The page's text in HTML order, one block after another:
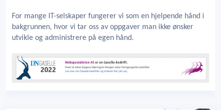
For mange IT-selskaper fungerer vi som en hjelpende hånd i
bakgrunnen, hvor vi tar oss av oppgaver man ikke ønsker
utvikle og administrere på egen hånd.